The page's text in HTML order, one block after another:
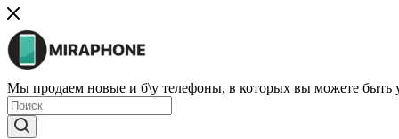
Мы продаем новые и б\у телефоны, в которых вы можете быть